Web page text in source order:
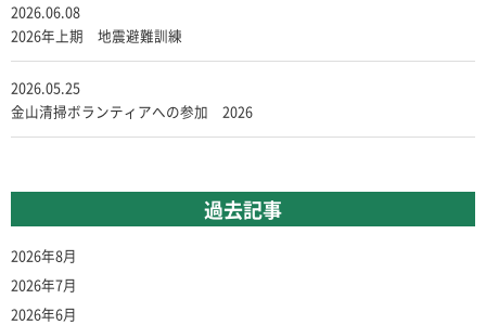
2026.06.08
2026年上期 地震避難訓練
2026.05.25
金山清掃ボランティアへの参加 2026
過去記事
2026年8月
2026年7月
2026年6月